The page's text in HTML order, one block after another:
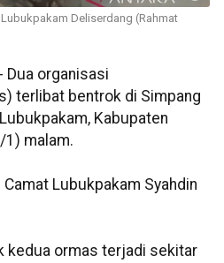
Deliserdang (Rahmat
Dua organisasi
terlibat bentrok di Simpang
Kabupaten
1) malam.
Lubukpakam Syahdin
kedua ormas terjadi sekitar